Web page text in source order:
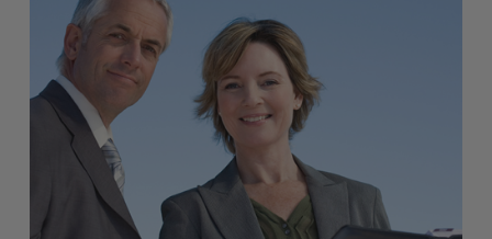
Woche der Seelischen Gesundheit
#MeinStormarn
Karrieretag
Zahlen, Daten, Fakten